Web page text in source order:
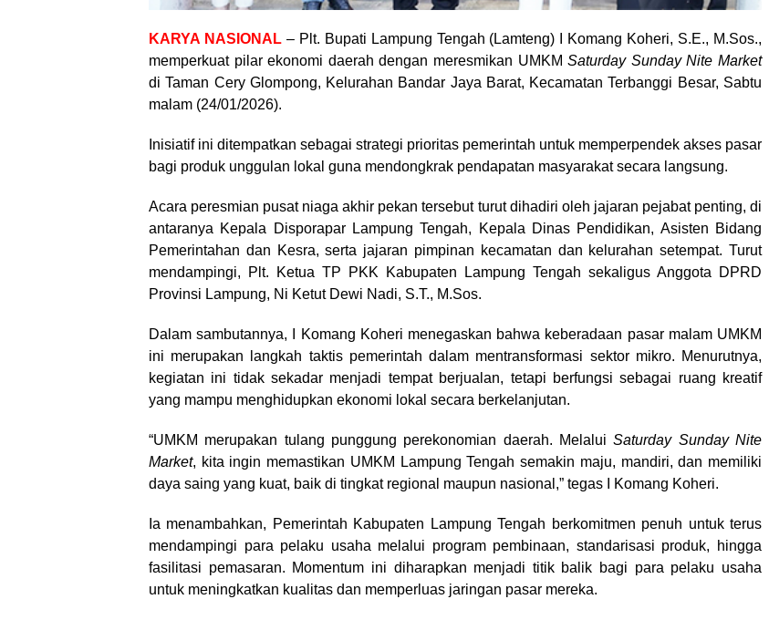
KARYA NASIONAL– Plt. Bupati Lampung Tengah (Lamteng) I Komang Koheri, S.E., M.Sos.,
memperkuat pilar ekonomi daerah dengan meresmikan UMKMSaturday Sunday Nite Market
di Taman Cery Glompong, Kelurahan Bandar Jaya Barat, Kecamatan Terbanggi Besar, Sabtu
malam (24/01/2026).
Inisiatif ini ditempatkan sebagai strategi prioritas pemerintah untuk memperpendek akses pasar
bagi produk unggulan lokal guna mendongkrak pendapatan masyarakat secara langsung.
Acara peresmian pusat niaga akhir pekan tersebut turut dihadiri oleh jajaran pejabat penting, di
antaranya Kepala Disporapar Lampung Tengah, Kepala Dinas Pendidikan, Asisten Bidang
Pemerintahan dan Kesra, serta jajaran pimpinan kecamatan dan kelurahan setempat. Turut
mendampingi, Plt. Ketua TP PKK Kabupaten Lampung Tengah sekaligus Anggota DPRD
Provinsi Lampung, Ni Ketut Dewi Nadi, S.T., M.Sos.
Dalam sambutannya, I Komang Koheri menegaskan bahwa keberadaan pasar malam UMKM
ini merupakan langkah taktis pemerintah dalam mentransformasi sektor mikro. Menurutnya,
kegiatan ini tidak sekadar menjadi tempat berjualan, tetapi berfungsi sebagai ruang kreatif
yang mampu menghidupkan ekonomi lokal secara berkelanjutan.
“UMKM merupakan tulang punggung perekonomian daerah. MelaluiSaturday Sunday Nite
Market, kita ingin memastikan UMKM Lampung Tengah semakin maju, mandiri, dan memiliki
daya saing yang kuat, baik di tingkat regional maupun nasional,” tegas I Komang Koheri.
Ia menambahkan, Pemerintah Kabupaten Lampung Tengah berkomitmen penuh untuk terus
mendampingi para pelaku usaha melalui program pembinaan, standarisasi produk, hingga
fasilitasi pemasaran. Momentum ini diharapkan menjadi titik balik bagi para pelaku usaha
untuk meningkatkan kualitas dan memperluas jaringan pasar mereka.